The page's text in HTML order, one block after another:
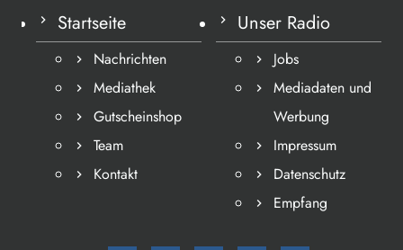
Startseite
Nachrichten
Mediathek
Gutscheinshop
Team
Kontakt
Unser Radio
Jobs
Mediadaten und
Werbung
Impressum
Datenschutz
Empfang